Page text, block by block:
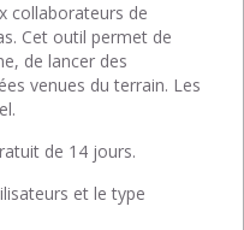
collaborateurs de
Cet outil permet de
de lancer des
venues du terrain. Les
de 14 jours.
et le type